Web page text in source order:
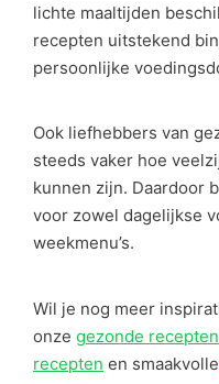
lichte maaltijden
recepten uitstekend
persoonlijke
Ook liefhebbers van
steeds vaker hoe
kunnen zijn. Daardoor
voor zowel dagelijkse
weekmenu’s.
Wil je nog meer
onze gezonde recepten
recepten en smaakvolle